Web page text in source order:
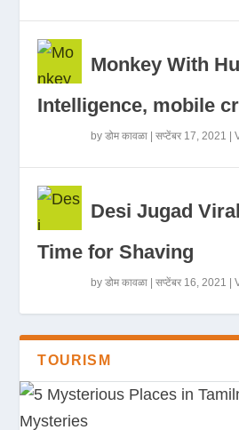
Monkey With
Intelligence, mobile
byडोम कावळा |सप्टेंबर 17, 2021 |
Desi Jugad
Time for Shaving
byडोम कावळा |सप्टेंबर 16, 2021 |
TOURISM